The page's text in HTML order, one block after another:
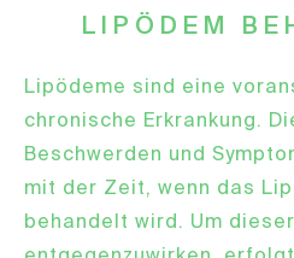
LIPÖDEM
Lipödeme sind eine
chronische Erkrankung.
Beschwerden und
mit der Zeit, wenn das
behandelt wird. Um